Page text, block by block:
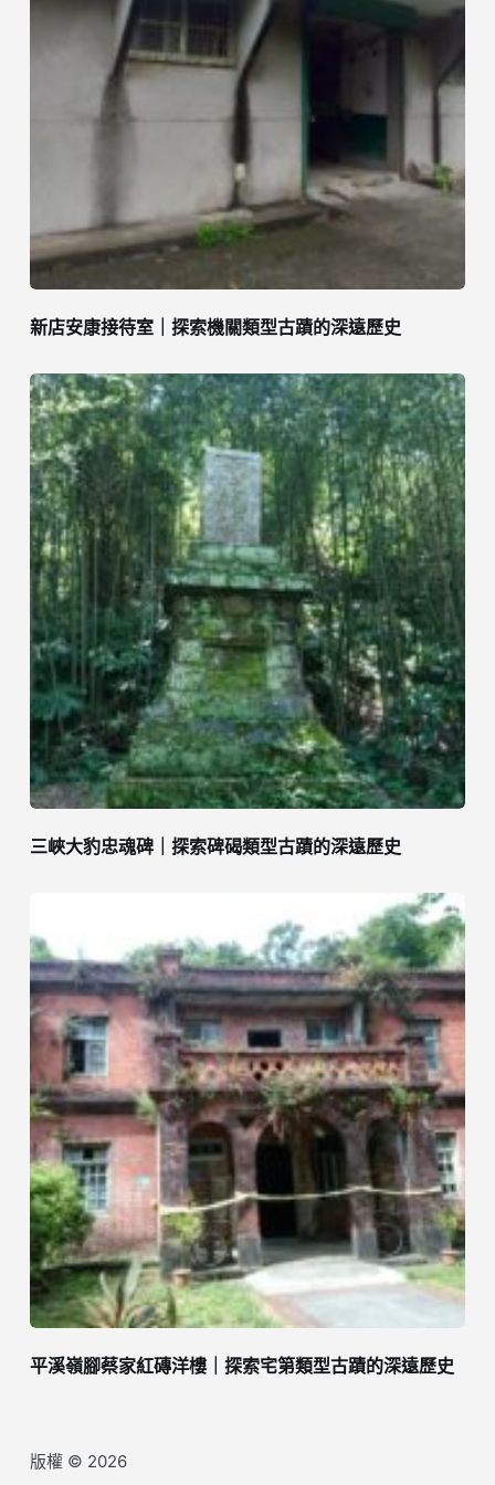
新店安康接待室｜探索機關類型古蹟的深遠歷史
三峽大豹忠魂碑｜探索碑碣類型古蹟的深遠歷史
平溪嶺腳蔡家紅磚洋樓｜探索宅第類型古蹟的深遠歷史
版權 © 2026